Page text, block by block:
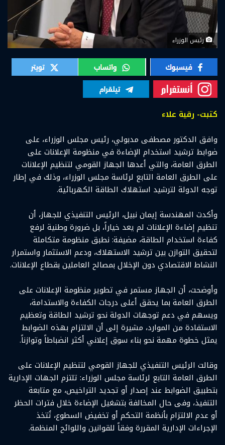
رئيس الوزراء
كتبت- رقية علاء
وافق الدكتور مصطفى مدبولي، رئيس مجلس الوزراء، على
ضوابط ترشيد استخدام الإضاءة في منظومة الإعلانات على
الطرق العامة، والتي أعدها الجهاز القومي لتنظيم الإعلانات
على الطرق العامة التابع لرئاسة مجلس الوزراء، وذلك في إطار
توجه الدولة لترشيد استهلاك الطاقة الكهربائية.
وأكدت المهندسة إيمان نبيل، الرئيس التنفيذي للجهاز، أن
تنظيم إضاءة الإعلانات لم يعد خياراً، بل ضرورة وطنية لرفع
كفاءة استخدام الطاقة، مضيفة: نطبق منظومة متكاملة
لتحقيق التوازن بين ترشيد الاستهلاك، ودعم الاستثمار واستمرار
النشاط الاقتصادي دون الإخلال بمصالح العاملين بقطاع الإعلانات.
وأوضحت، أن الجهاز مستمر في تطوير منظومة الإعلانات على
الطرق العامة بما يحقق أعلى درجات الكفاءة والاستدامة،
ويسهم في دعم توجهات الدولة نحو ترشيد الطاقة وتعظيم
الاستفادة من الموارد، مشيرة إلى أن الالتزام بهذه الضوابط
يمثل خطوة مهمة نحو بناء سوق إعلاني أكثر انضباطاً وتوازناً.
وقالت الرئيس التنفيذي للجهاز القومي لتنظيم الإعلانات على
الطرق العامة التابع لرئاسة مجلس الوزراء: تلتزم الجهات الإدارية
بتطبيق الضوابط عند إصدار أو تجديد التراخيص، مع متابعة
التنفيذ، وفى حال المخالفة بتشغيل الإضاءة خلال فترات الحظر
أو عدم الالتزام بأنظمة التحكم أو تخفيض السطوع، تُتخذ
الإجراءات الإدارية المقررة وفقاً للقوانين واللوائح المنظمة.